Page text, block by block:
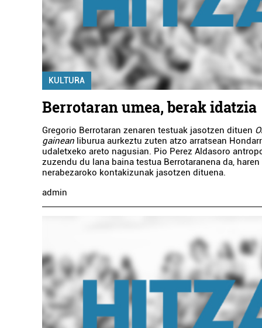
KULTURA
Berrotaran umea, berak idatzia
Gregorio Berrotaran zenaren testuak jasotzen dituen
gainean liburua aurkeztu zuten atzo arratsean
udaletxeko areto nagusian. Pio Perez Aldasoro
zuzendu du lana baina testua Berrotaranena da,
nerabezaroko kontakizunak jasotzen dituena.
admin